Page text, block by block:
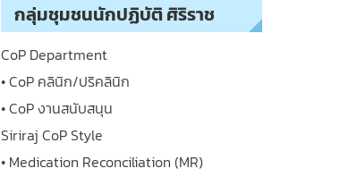
กลุ่มชุมชนนักปฏิบัติ ศิริราช
CoP Department
• CoP คลินิก/ปริคลินิก
• CoP งานสนับสนุน
Siriraj CoP Style
• Medication Reconciliation (MR)